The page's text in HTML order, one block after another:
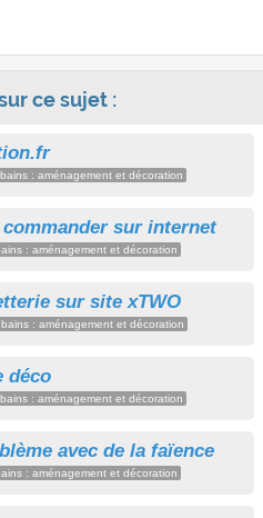
ce sujet :
: aménagement et décoration
sur internet
: aménagement et décoration
sur site xTWO
: aménagement et décoration
déco
: aménagement et décoration
avec de la faïence
: aménagement et décoration